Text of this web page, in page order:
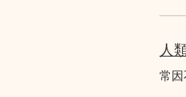
人
常